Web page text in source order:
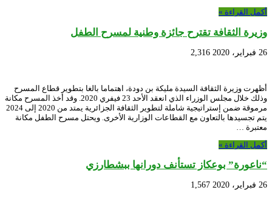
أكمل القراءة »
وزيرة الثقافة تقترح جائزة وطنية لمسرح الطفل
26 فبراير، 2020 2,316
أظهرت وزيرة الثقافة السيدة مليكة بن دودة، اهتماما بالغا بتطوير قطاع المسرح
وذلك خلال مجلس الوزراء الذي انعقد الأحد 23 فيفري 2020. وقد أخذ المسرح مكانة
مرموقة ضمن إستراتيجية شاملة لتطوير الثقافة الجزائرية يمتد من 2020 إلى 2024
يتم تجسيدها بالتعاون مع القطاعات الوزارية الأخرى. ويحتل مسرح الطفل مكانة
معتبرة …
أكمل القراءة »
“ناعورة” بوعكاز تستأنف دورانها ببشطارزي
26 فبراير، 2020 1,567